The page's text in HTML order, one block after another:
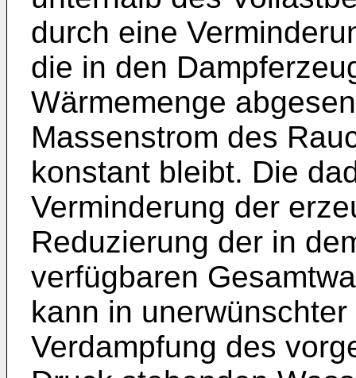
durch eine
die in den
Wärmemenge
Massenstrom des
konstant bleibt. Die
Verminderung der
Reduzierung der in
verfügbaren
kann in
Verdampfung des